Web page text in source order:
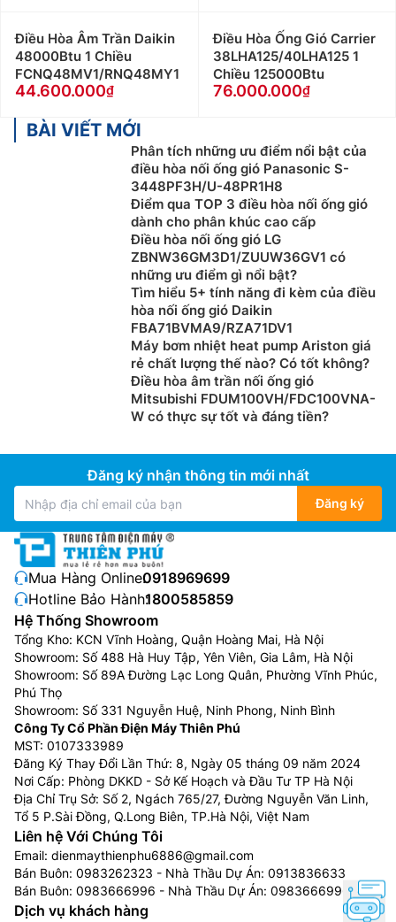
Điều Hòa Âm Trần Daikin
48000Btu 1 Chiều
FCNQ48MV1/RNQ48MY1
44.600.000
Điều Hòa Ống Gió Carrier
38LHA125/40LHA125 1
Chiều 125000Btu
76.000.000
BÀI VIẾT MỚI
Phân tích những ưu điểm nổi bật của
điều hòa nối ống gió Panasonic S-
3448PF3H/U-48PR1H8
Điểm qua TOP 3 điều hòa nối ống gió
dành cho phân khúc cao cấp
Điều hòa nối ống gió LG
ZBNW36GM3D1/ZUUW36GV1 có
những ưu điểm gì nổi bật?
Tìm hiểu 5+ tính năng đi kèm của điều
hòa nối ống gió Daikin
FBA71BVMA9/RZA71DV1
Máy bơm nhiệt heat pump Ariston giá
rẻ chất lượng thế nào? Có tốt không?
Điều hòa âm trần nối ống gió
Mitsubishi FDUM100VH/FDC100VNA-
W có thực sự tốt và đáng tiền?
Đăng ký nhận thông tin mới nhất
Đăng ký
Mua Hàng Online:0918969699
Hotline Bảo Hành:1800585859
Hệ Thống Showroom
Tổng Kho: KCN Vĩnh Hoàng, Quận Hoàng Mai, Hà Nội
Showroom: Số 488 Hà Huy Tập, Yên Viên, Gia Lâm, Hà Nội
Showroom: Số 89A Đường Lạc Long Quân, Phường Vĩnh Phúc,
Phú Thọ
Showroom: Số 331 Nguyễn Huệ, Ninh Phong, Ninh Bình
Công Ty Cổ Phần Điện Máy Thiên Phú
MST: 0107333989
Đăng Ký Thay Đổi Lần Thứ: 8, Ngày 05 tháng 09 năm 2024
Nơi Cấp: Phòng DKKD - Sở Kế Hoạch và Đầu Tư TP Hà Nội
Địa Chỉ Trụ Sở: Số 2, Ngách 765/27, Đường Nguyễn Văn Linh,
Tổ 5 P.Sài Đồng, Q.Long Biên, TP.Hà Nội, Việt Nam
Liên hệ Với Chúng Tôi
Email: dienmaythienphu6886@gmail.com
Bán Buôn: 0983262323 - Nhà Thầu Dự Án: 0913836633
Bán Buôn: 0983666996 - Nhà Thầu Dự Án: 0983666996
Dịch vụ khách hàng